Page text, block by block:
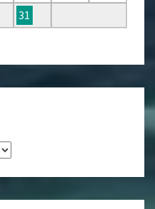
31